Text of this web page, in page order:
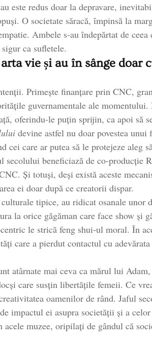
este redus doar la depravare,
O societate săracă, împinsă la
Ambele s-au îndepărtat de
ca sufletele.
vie și au în sânge doar
Primește finanțare prin CNC,
guvernamentale ale momentului.
oferindu-le puțin sprijin, ca apoi să
devine astfel nu doar povestea
care ar putea să le protejeze aleg
beneficiază de co-producție
Și totuși, deși există aceste
ei doar după ce creatorii dispar.
tipice, au ridicat osanale unor
la orice găgăman care face show și
le strică feng shui‑ul moral. În
care a pierdut contactul cu
atârnate mai ceva ca mărul lui
care susțin libertățile femeii. Ce
oamenilor de rând. Jaful
impactul ei asupra societății și a
muzee, oripilați de gândul că